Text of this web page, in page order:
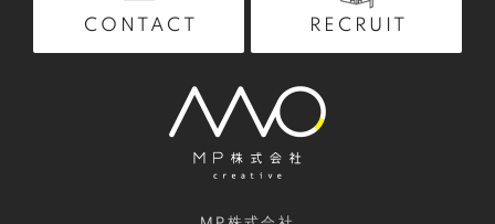
CONTACT RECRUIT